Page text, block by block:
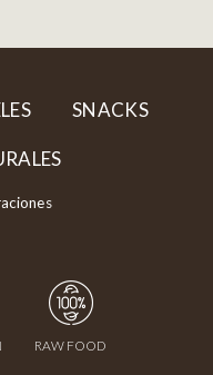
SNACKS
RAW FOOD